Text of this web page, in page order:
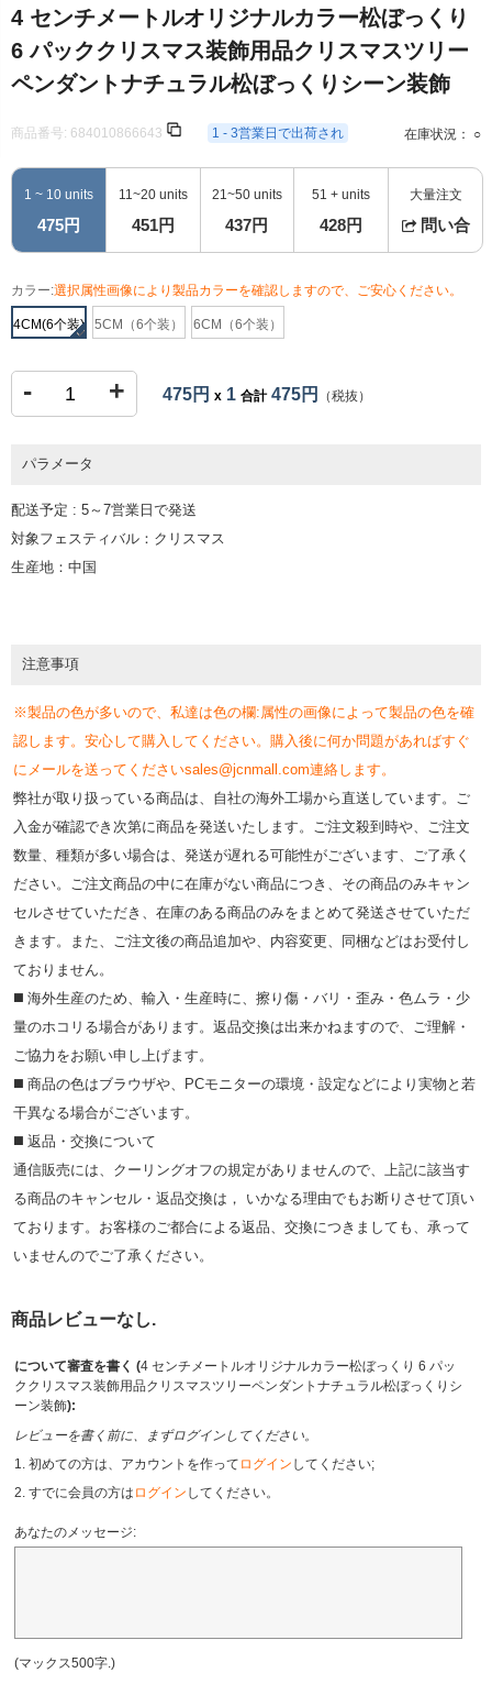
4 センチメートルオリジナルカラー松ぼっくり
6 パッククリスマス装飾用品クリスマスツリー
ペンダントナチュラル松ぼっくりシーン装飾
商品番号: 684010866643 1 - 3営業日で出荷され 在庫状況： ○
1 ~ 10 units
475円
11~20 units
451円
21~50 units
437円
51 + units
428円
大量注文
問い合
カラー:選択属性画像により製品カラーを確認しますので、ご安心ください。
4CM(6个装) 5CM（6个装） 6CM（6个装）
- + 475円 x 1 合計475円 （税抜）
パラメータ
配送予定 : 5～7営業日で発送
対象フェスティバル：クリスマス
生産地：中国
注意事項
※製品の色が多いので、私達は色の欄:属性の画像によって製品の色を確
認します。安心して購入してください。購入後に何か問題があればすぐ
にメールを送ってくださいsales@jcnmall.com連絡します。
弊社が取り扱っている商品は、自社の海外工場から直送しています。ご
入金が確認でき次第に商品を発送いたします。ご注文殺到時や、ご注文
数量、種類が多い場合は、発送が遅れる可能性がございます、ご了承く
ださい。ご注文商品の中に在庫がない商品につき、その商品のみキャン
セルさせていただき、在庫のある商品のみをまとめて発送させていただ
きます。また、ご注文後の商品追加や、内容変更、同梱などはお受付し
ておりません。
◼️ 海外⽣産のため、輸⼊・⽣産時に、擦り傷・バリ・歪み・色ムラ・少
量のホコリる場合があります。返品交換は出来かねますので、ご理解・
ご協⼒をお願い申し上げます。
◼️ 商品の⾊はブラウザや、PCモニターの環境・設定などにより実物と若
⼲異なる場合がございます。
◼️ 返品・交換について
通信販売には、クーリングオフの規定がありませんので、上記に該当す
る商品のキャンセル・返品交換は， いかなる理由でもお断りさせて頂い
ております。お客様のご都合による返品、交換につきましても、承って
いませんのでご了承ください。
商品レビューなし.
について審査を書く (4 センチメートルオリジナルカラー松ぼっくり 6 パッ
ククリスマス装飾用品クリスマスツリーペンダントナチュラル松ぼっくりシ
ーン装飾):
レビューを書く前に、まずログインしてください。
1. 初めての方は、アカウントを作って ログイン してください;
2. すでに会員の方は ログイン してください。
あなたのメッセージ:
(マックス500字.)